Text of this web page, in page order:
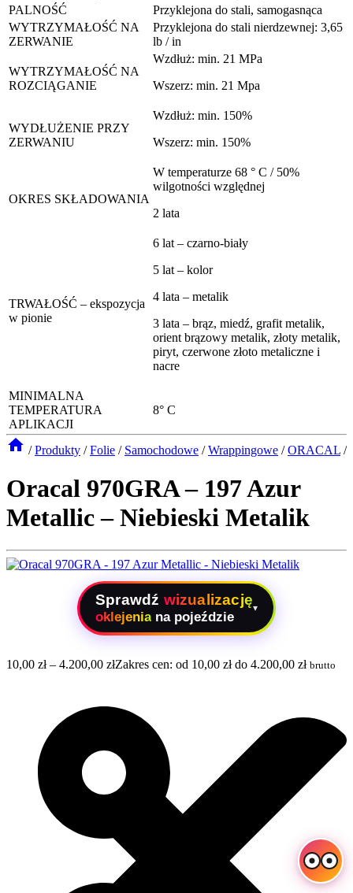
PALNOŚĆ
Przyklejona do stali, samogasnąca
WYTRZYMAŁOŚĆ NA
ZERWANIE
Przyklejona do stali nierdzewnej: 3,65
lb / in
WYTRZYMAŁOŚĆ NA
ROZCIĄGANIE
Wzdłuż: min. 21 MPa
Wszerz: min. 21 Mpa
WYDŁUŻENIE PRZY
ZERWANIU
Wzdłuż: min. 150%
Wszerz: min. 150%
OKRES SKŁADOWANIA
W temperaturze 68 ° C / 50%
wilgotności względnej
2 lata
TRWAŁOŚĆ – ekspozycja
w pionie
6 lat – czarno-biały
5 lat – kolor
4 lata – metalik
3 lata – brąz, miedź, grafit metalik,
orient brązowy metalik, złoty metalik,
piryt, czerwone złoto metaliczne i
nacre
MINIMALNA
TEMPERATURA
APLIKACJI
8° C
/ Produkty / Folie / Samochodowe / Wrappingowe / ORACAL /
Oracal 970GRA – 197 Azur
Metallic – Niebieski Metalik
Sprawdź wizualizację
oklejenia na pojeździe
▾
10,00 zł – 4.200,00 złZakres cen: od 10,00 zł do 4.200,00 zł brutto